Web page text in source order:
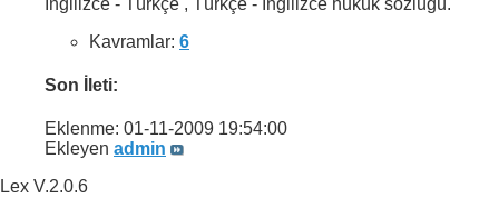
Kavramlar: 6
Son İleti:
Eklenme: 01-11-2009 19:54:00
Ekleyen admin
Lex V.2.0.6